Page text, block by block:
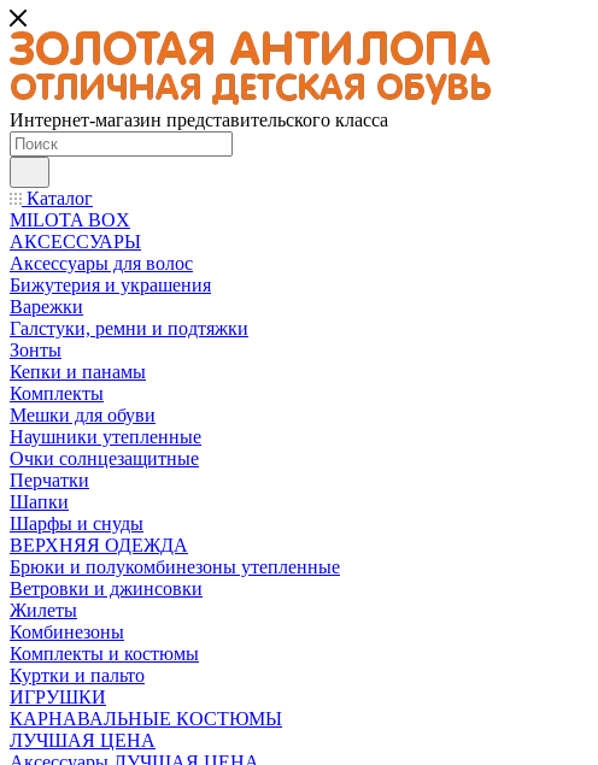
Интернет-магазин представительского класса
Каталог
MILOTA BOX
АКСЕССУАРЫ
Аксессуары для волос
Бижутерия и украшения
Варежки
Галстуки, ремни и подтяжки
Зонты
Кепки и панамы
Комплекты
Мешки для обуви
Наушники утепленные
Очки солнцезащитные
Перчатки
Шапки
Шарфы и снуды
ВЕРХНЯЯ ОДЕЖДА
Брюки и полукомбинезоны утепленные
Ветровки и джинсовки
Жилеты
Комбинезоны
Комплекты и костюмы
Куртки и пальто
ИГРУШКИ
КАРНАВАЛЬНЫЕ КОСТЮМЫ
ЛУЧШАЯ ЦЕНА